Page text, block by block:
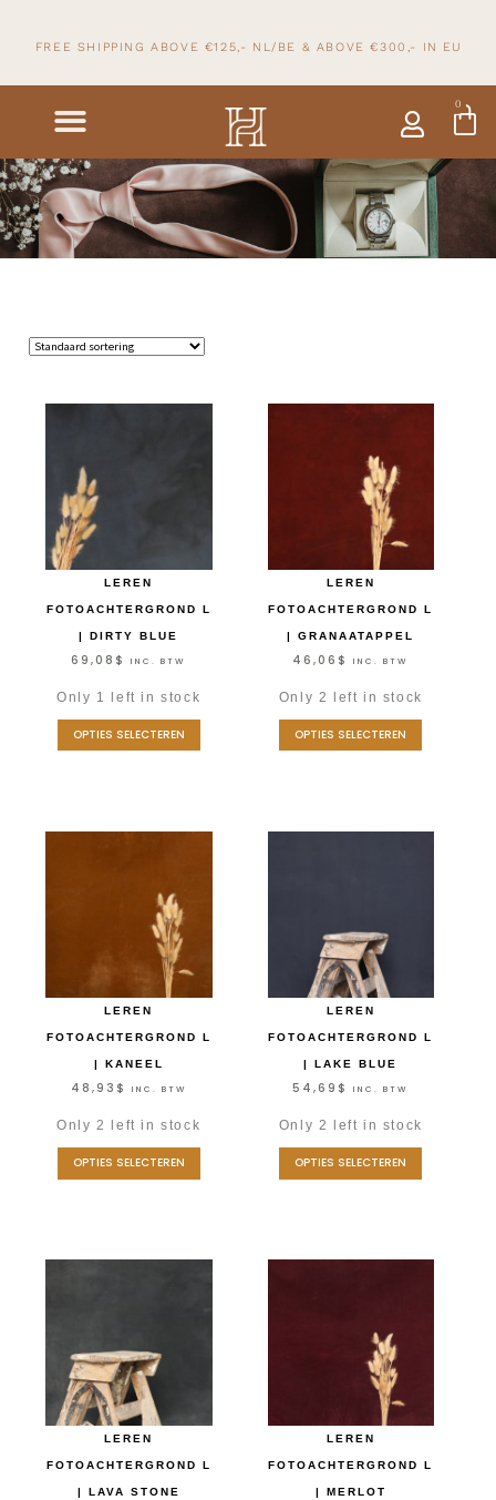
FREE SHIPPING ABOVE €125,- NL/BE & ABOVE €300,- IN EU
0
LEREN
FOTOACHTERGROND L
| DIRTY BLUE
69,08 $ INC. BTW
Only 1 left in stock
OPTIES SELECTEREN
LEREN
FOTOACHTERGROND L
| GRANAATAPPEL
46,06 $ INC. BTW
Only 2 left in stock
OPTIES SELECTEREN
LEREN
FOTOACHTERGROND L
| KANEEL
48,93 $ INC. BTW
Only 2 left in stock
OPTIES SELECTEREN
LEREN
FOTOACHTERGROND L
| LAKE BLUE
54,69 $ INC. BTW
Only 2 left in stock
OPTIES SELECTEREN
LEREN
FOTOACHTERGROND L
| LAVA STONE
LEREN
FOTOACHTERGROND L
| MERLOT